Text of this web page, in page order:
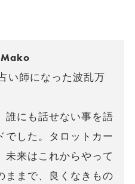
い師になった波乱万
誰にも話せない事を語
でした。タロットカー
未来はこれからやって
ままで、良くなきもの